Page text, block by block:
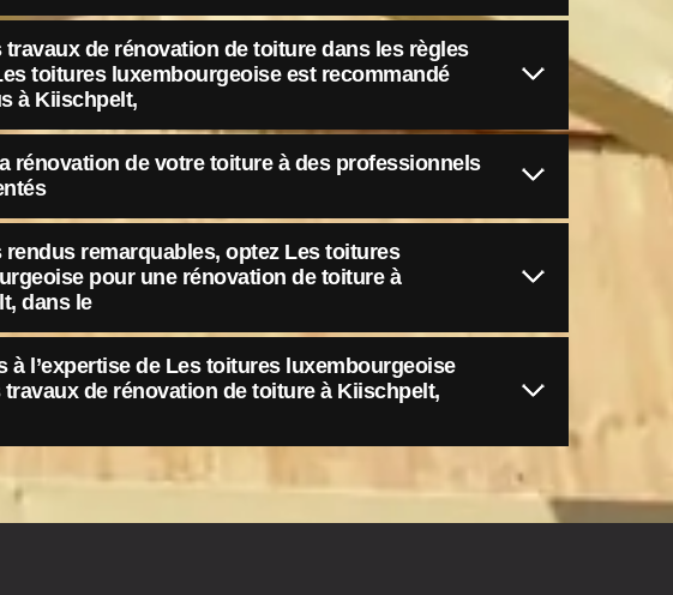
travaux de rénovation de toiture dans les règles
toitures luxembourgeoise est recommandé
à Kiischpelt,
rénovation de votre toiture à des professionnels
rendus remarquables, optez Les toitures
pour une rénovation de toiture à
dans le
à l’expertise de Les toitures luxembourgeoise
travaux de rénovation de toiture à Kiischpelt,